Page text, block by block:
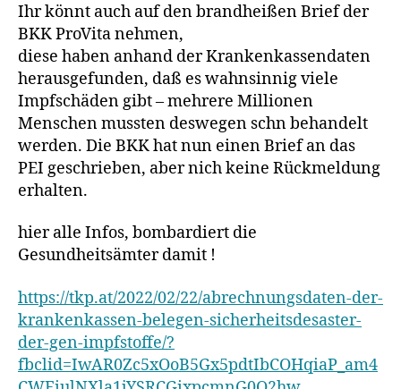
Ihr könnt auch auf den brandheißen Brief der
BKK ProVita nehmen,
diese haben anhand der Krankenkassendaten
herausgefunden, daß es wahnsinnig viele
Impfschäden gibt – mehrere Millionen
Menschen mussten deswegen schn behandelt
werden. Die BKK hat nun einen Brief an das
PEI geschrieben, aber nich keine Rückmeldung
erhalten.
hier alle Infos, bombardiert die
Gesundheitsämter damit !
https://tkp.at/2022/02/22/abrechnungsdaten-der-
krankenkassen-belegen-sicherheitsdesaster-
der-gen-impfstoffe/?
fbclid=IwAR0Zc5xOoB5Gx5pdtIbCOHqiaP_am4